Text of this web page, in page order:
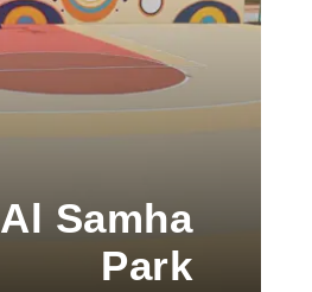
Al Samha
Park